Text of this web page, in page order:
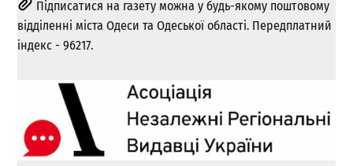
Підписатися на газету можна у будь-якому поштовому
відділенні міста Одеси та Одеської області. Передплатний
індекс - 96217.